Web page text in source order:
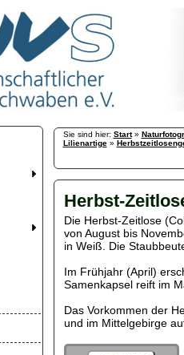
Sie sind hier: Start»
Lilienartige»
Herbst-
Die Herbst-Zeitlose
von August bis
in Weiß. Die
Im Frühjahr (April)
Samenkapsel reift im
Das Vorkommen der
und im Mittelgebirge